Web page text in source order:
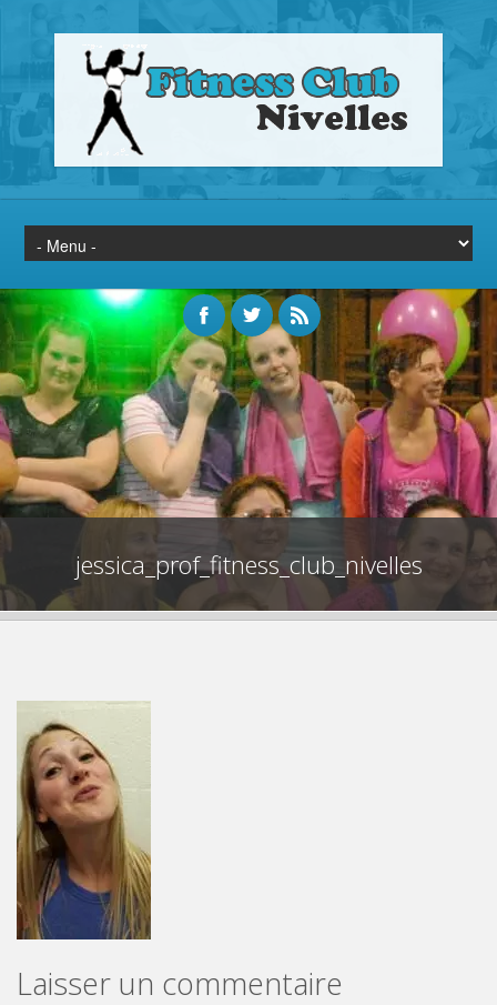
jessica_prof_fitness_club_nivelles
Laisser un commentaire